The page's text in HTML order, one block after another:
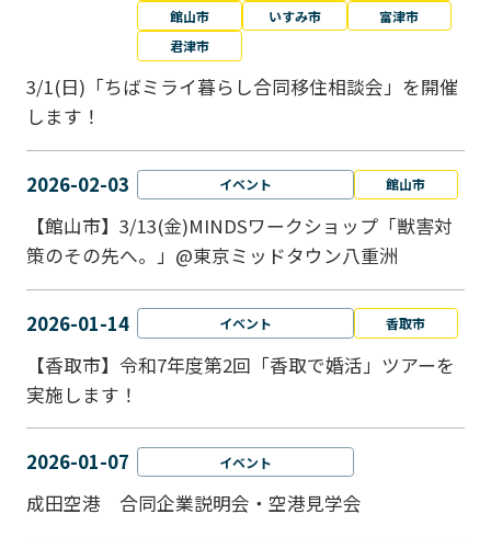
館山市
いすみ市
富津市
君津市
3/1(日)「ちばミライ暮らし合同移住相談会」を開催
します！
2026-02-03 イベント 館山市
【館山市】3/13(金)MINDSワークショップ「獣害対
策のその先へ。」@東京ミッドタウン八重洲
2026-01-14 イベント 香取市
【香取市】令和7年度第2回「香取で婚活」ツアーを
実施します！
2026-01-07 イベント
成田空港 合同企業説明会・空港見学会